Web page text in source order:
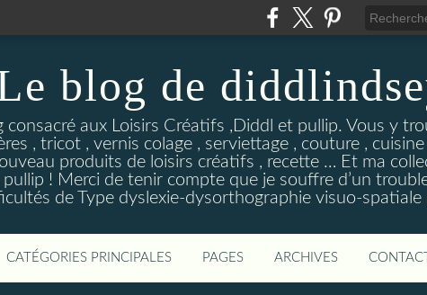
blog de
consacré aux Loisirs Créatifs ,Diddl et pullip. Vous y
, tricot , vernis colage , serviettage , couture ,
produits de loisirs créatifs , recette … Et ma
! Merci de tenir compte que je souffre d’un
de Type dyslexie-dysorthographie visuo-spatiale
CATÉGORIES PRINCIPALES PAGES ARCHIVES CONTACT